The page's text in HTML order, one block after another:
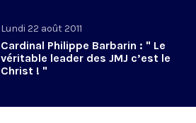
Lundi 22 août 2011
Cardinal Philippe Barbarin : " Le
véritable leader des JMJ c’est le
Christ ! "